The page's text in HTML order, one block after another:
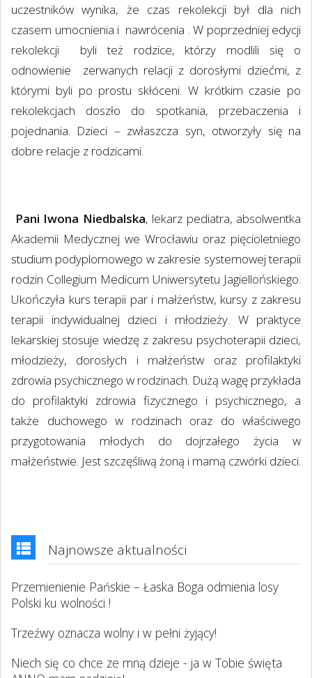
uczestników wynika, że czas rekolekcji był dla nich
czasem umocnienia i nawrócenia . W poprzedniej edycji
rekolekcji byli też rodzice, którzy modlili się o
odnowienie zerwanych relacji z dorosłymi dziećmi, z
którymi byli po prostu skłóceni. W krótkim czasie po
rekolekcjach doszło do spotkania, przebaczenia i
pojednania. Dzieci – zwłaszcza syn, otworzyły się na
dobre relacje z rodzicami.
Pani Iwona Niedbalska, lekarz pediatra, absolwentka
Akademii Medycznej we Wrocławiu oraz pięcioletniego
studium podyplomowego w zakresie systemowej terapii
rodzin Collegium Medicum Uniwersytetu Jagiellońskiego.
Ukończyła kurs terapii par i małżeństw, kursy z zakresu
terapii indywidualnej dzieci i młodzieży. W praktyce
lekarskiej stosuje wiedzę z zakresu psychoterapii dzieci,
młodzieży, dorosłych i małżeństw oraz profilaktyki
zdrowia psychicznego w rodzinach. Dużą wagę przykłada
do profilaktyki zdrowia fizycznego i psychicznego, a
także duchowego w rodzinach oraz do właściwego
przygotowania młodych do dojrzałego życia w
małżeństwie. Jest szczęśliwą żoną i mamą czwórki dzieci.
Najnowsze aktualności
Przemienienie Pańskie – Łaska Boga odmienia losy
Polski ku wolności !
Trzeźwy oznacza wolny i w pełni żyjący!
Niech się co chce ze mną dzieje - ja w Tobie święta